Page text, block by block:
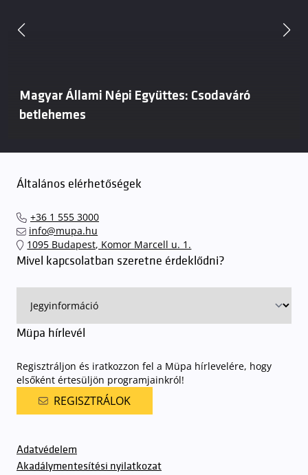
Magyar Állami Népi Együttes: Csodaváró
betlehemes
Általános elérhetőségek
+36 1 555 3000
info@mupa.hu
1095 Budapest, Komor Marcell u. 1.
Mivel kapcsolatban szeretne érdeklődni?
Müpa hírlevél
Regisztráljon és iratkozzon fel a Müpa hírlevelére, hogy
elsőként értesüljön programjainkról!
REGISZTRÁLOK
Adatvédelem
Akadálymentesítési nyilatkozat